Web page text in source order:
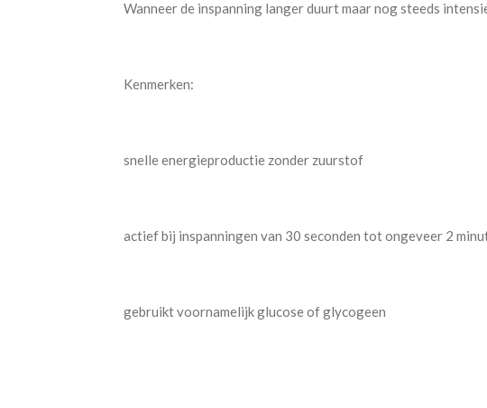
Wanneer de inspanning langer duurt maar nog steeds
Kenmerken:
snelle energieproductie zonder zuurstof
actief bij inspanningen van 30 seconden tot ongeveer 2
gebruikt voornamelijk glucose of glycogeen